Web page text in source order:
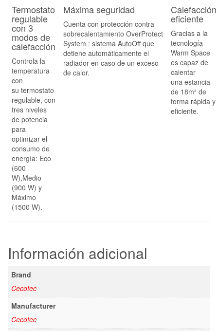
Termostato
regulable
con 3
modos de
calefacción
Controla la
temperatura
con
su termostato
regulable, con
tres niveles
de potencia
para
optimizar el
consumo de
energía: Eco
(600
W),Medio
(900 W) y
Máximo
(1500 W).
Máxima seguridad
Cuenta con protección contra
sobrecalentamiento OverProtect
System : sistema AutoOff que
detiene automáticamente el
radiador en caso de un exceso
de calor.
Calefacción
eficiente
Gracias a la
tecnología
Warm Space
es capaz de
calentar
una estancia
de 18m² de
forma rápida y
eficiente.
Información adicional
Brand
Cecotec
Manufacturer
Cecotec